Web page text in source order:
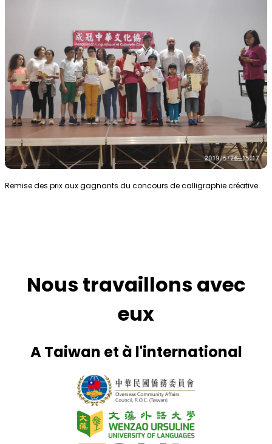
Remise des prix aux gagnants du concours de calligraphie créative.
Nous travaillons avec
eux
A Taiwan et à l'international